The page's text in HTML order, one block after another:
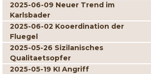
2025-06-09 Neuer Trend im
Karlsbader
2025-06-02 Kooerdination der
Fluegel
2025-05-26 Sizilanisches
Qualitaetsopfer
2025-05-19 KI Angriff